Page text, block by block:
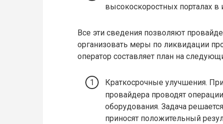
высокоскоростных порталах в
Все эти сведения позволяют
организовать меры по ликвидации
оператор составляет план на
Краткосрочные улучшения.
провайдера проводят
оборудования. Задача
приносят положительный